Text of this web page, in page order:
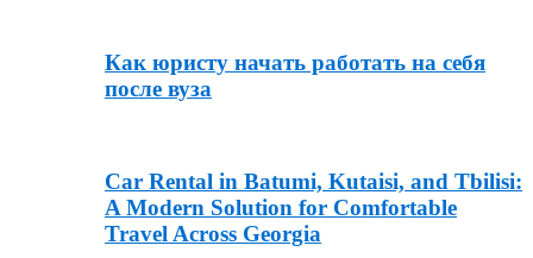
Как юристу начать работать на себя
после вуза
Car Rental in Batumi, Kutaisi, and Tbilisi:
A Modern Solution for Comfortable
Travel Across Georgia